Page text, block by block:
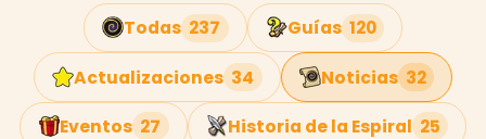
Todas 237 Guías 120
Actualizaciones 34 Noticias 32
Eventos 27 Historia de la Espiral 25